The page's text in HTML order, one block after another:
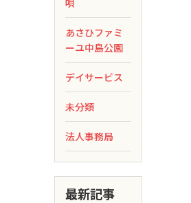
唄
あさひファミ
ーユ中島公園
デイサービス
未分類
法人事務局
最新記事